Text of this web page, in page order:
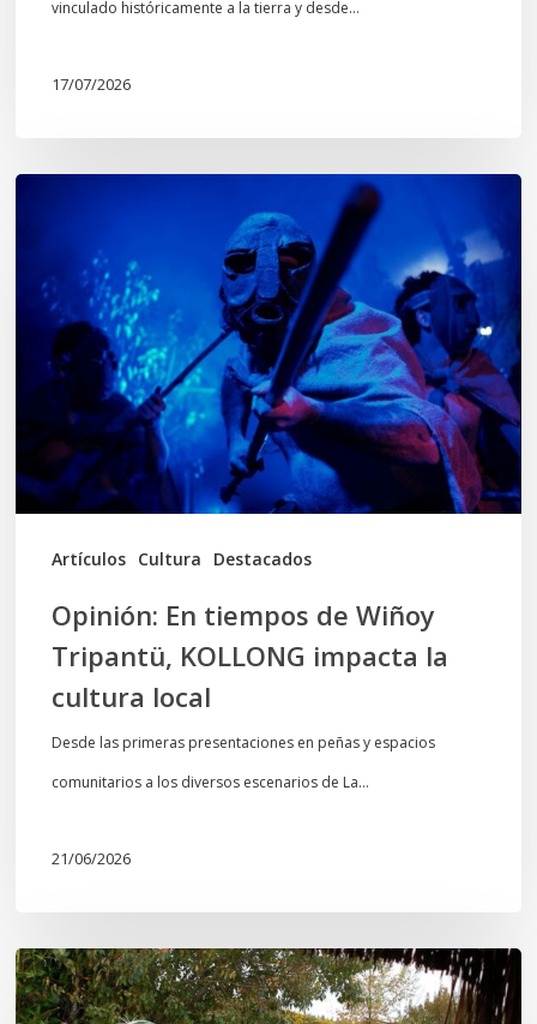
Mapuche»
vinculado históricamente a la tierra y desde…
17/07/2026
Artículos Cultura Destacados
tiempos
Wiñoy
Tripantü,
KOLLONG
impacta
la
cultura
Opinión: En tiempos de Wiñoy
Tripantü, KOLLONG impacta la
cultura local
Desde las primeras presentaciones en peñas y espacios
comunitarios a los diversos escenarios de La…
21/06/2026
Conmemoración
del